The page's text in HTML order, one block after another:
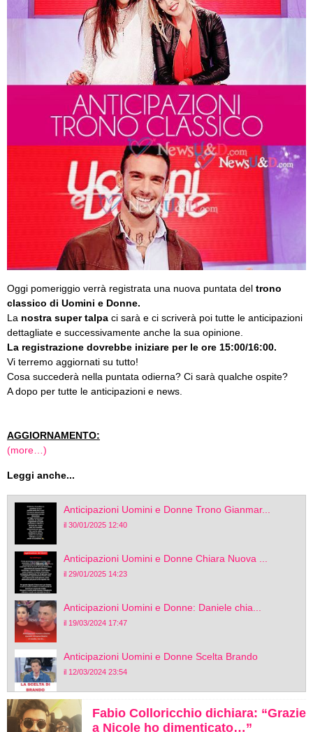
Oggi pomeriggio verrà registrata una nuova puntata del trono
classico di Uomini e Donne.
La nostra super talpa ci sarà e ci scriverà poi tutte le anticipazioni
dettagliate e successivamente anche la sua opinione.
La registrazione dovrebbe iniziare per le ore 15:00/16:00.
Vi terremo aggiornati su tutto!
Cosa succederà nella puntata odierna? Ci sarà qualche ospite?
A dopo per tutte le anticipazioni e news.
AGGIORNAMENTO:
(more…)
Leggi anche...
Anticipazioni Uomini e Donne Trono Gianmar...
il 30/01/2025 12:40
Anticipazioni Uomini e Donne Chiara Nuova ...
il 29/01/2025 14:23
Anticipazioni Uomini e Donne: Daniele chia...
il 19/03/2024 17:47
Anticipazioni Uomini e Donne Scelta Brando
il 12/03/2024 23:54
Fabio Colloricchio dichiara: “Grazie
a Nicole ho dimenticato…”